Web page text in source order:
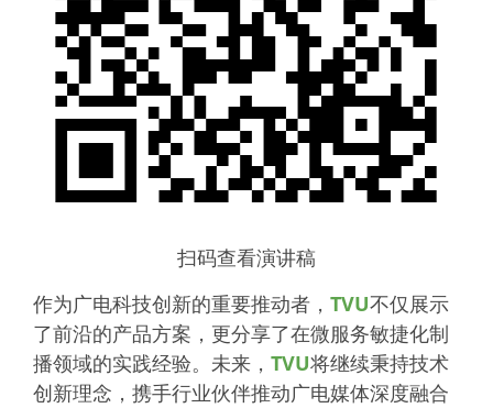
扫码查看演讲稿
作为广电科技创新的重要推动者， TVU不仅展示
了前沿的产品方案，更分享了在微服务敏捷化制
播领域的实践经验。未来， TVU将继续秉持技术
创新理念，携手行业伙伴推动广电媒体深度融合